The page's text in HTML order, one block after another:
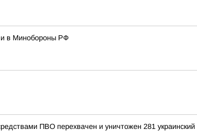
в Минобороны РФ
ПВО перехвачен и уничтожен 281